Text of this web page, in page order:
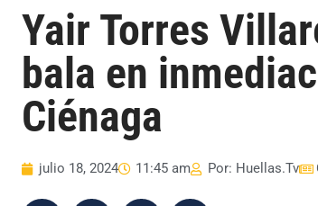
Yair Torres
bala en
Ciénaga
julio 18, 2024 11:45 am Por: Huellas.Tv